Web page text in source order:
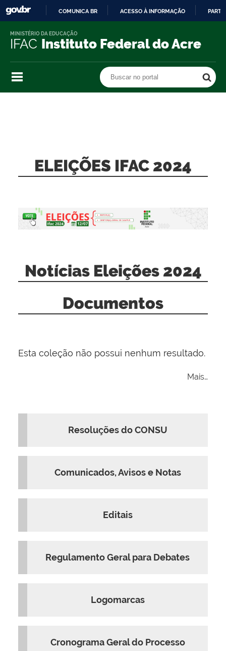
O
COMUNICA BR ACESSO À INFORMAÇÃO
IFAC Instituto Federal do Acre
MINISTÉRIO DA EDUCAÇÃO
Buscar no portal
ELEIÇÕES IFAC 2024
Notícias Eleições 2024
Documentos
Esta coleção não possui nenhum resultado.
Mais…
Resoluções do CONSU
Comunicados, Avisos e Notas
Editais
Regulamento Geral para Debates
Logomarcas
Cronograma Geral do Processo